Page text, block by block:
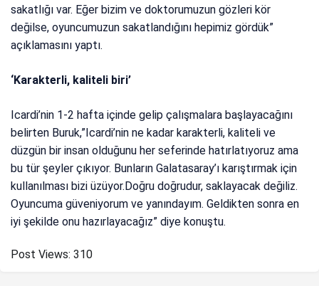
sakatlığı var. Eğer bizim ve doktorumuzun gözleri kör
değilse, oyuncumuzun sakatlandığını hepimiz gördük”
açıklamasını yaptı.
‘Karakterli, kaliteli biri’
Icardi’nin 1-2 hafta içinde gelip çalışmalara başlayacağını
belirten Buruk,”Icardi’nin ne kadar karakterli, kaliteli ve
düzgün bir insan olduğunu her seferinde hatırlatıyoruz ama
bu tür şeyler çıkıyor. Bunların Galatasaray’ı karıştırmak için
kullanılması bizi üzüyor.Doğru doğrudur, saklayacak değiliz.
Oyuncuma güveniyorum ve yanındayım. Geldikten sonra en
iyi şekilde onu hazırlayacağız” diye konuştu.
Post Views: 310